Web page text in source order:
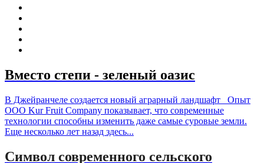
Вместо степи - зеленый оазис
В Джейранчеле создается новый аграрный ландшафт Опыт
ООО Kur Fruit Company показывает, что современные
технологии способны изменить даже самые суровые земли.
Еще несколько лет назад здесь...
Символ современного сельского